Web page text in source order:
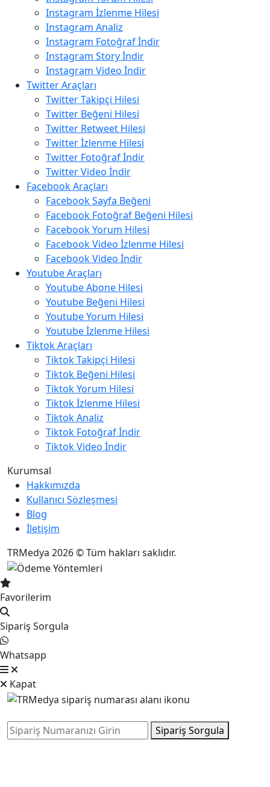
Instagram İzlenme Hilesi
Instagram Analiz
Instagram Fotoğraf İndir
Instagram Story İndir
Instagram Video İndir
Twitter Araçları
Twitter Takipçi Hilesi
Twitter Beğeni Hilesi
Twitter Retweet Hilesi
Twitter İzlenme Hilesi
Twitter Fotoğraf İndir
Twitter Video İndir
Facebook Araçları
Facebook Sayfa Beğeni
Facebook Fotoğraf Beğeni Hilesi
Facebook Yorum Hilesi
Facebook Video İzlenme Hilesi
Facebook Video İndir
Youtube Araçları
Youtube Abone Hilesi
Youtube Beğeni Hilesi
Youtube Yorum Hilesi
Youtube İzlenme Hilesi
Tiktok Araçları
Tiktok Takipçi Hilesi
Tiktok Beğeni Hilesi
Tiktok Yorum Hilesi
Tiktok İzlenme Hilesi
Tiktok Analiz
Tiktok Fotoğraf İndir
Tiktok Video İndir
Kurumsal
Hakkımızda
Kullanıcı Sözleşmesi
Blog
İletişim
TRMedya 2026 © Tüm hakları saklıdır.
Favorilerim
Sipariş Sorgula
Whatsapp
Kapat
Sipariş Sorgula